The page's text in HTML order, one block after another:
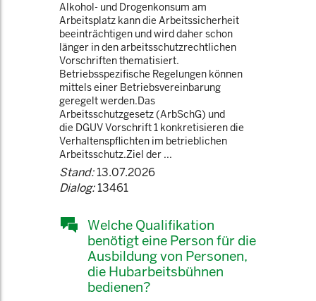
Alkohol- und Drogenkonsum am
Arbeitsplatz kann die Arbeitssicherheit
beeinträchtigen und wird daher schon
länger in den arbeitsschutzrechtlichen
Vorschriften thematisiert.
Betriebsspezifische Regelungen können
mittels einer Betriebsvereinbarung
geregelt werden.Das
Arbeitsschutzgesetz (ArbSchG) und
die DGUV Vorschrift 1 konkretisieren die
Verhaltenspflichten im betrieblichen
Arbeitsschutz.Ziel der ...
Stand:13.07.2026
Dialog:13461
Welche Qualifikation
benötigt eine Person für die
Ausbildung von Personen,
die Hubarbeitsbühnen
bedienen?